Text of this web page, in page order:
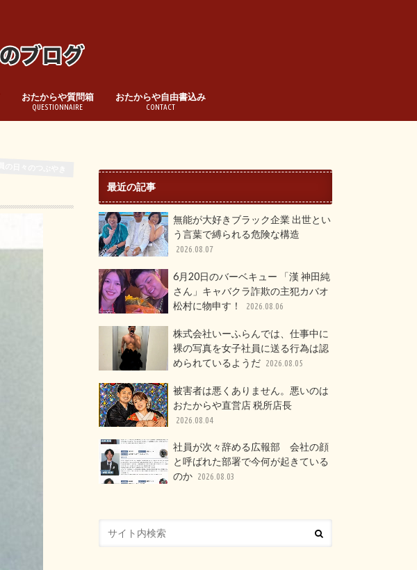
おたからや質問箱
QUESTIONNAIRE
おたからや自由書込み
CONTACT
最近の記事
無能が大好きブラック企業 出世とい
う言葉で縛られる危険な構造
2026.08.07
6月20日のバーベキュー 「漢 神田純
さん」キャバクラ詐欺の主犯カバオ
松村に物申す！
2026.08.06
株式会社いーふらんでは、仕事中に
裸の写真を女子社員に送る行為は認
められているようだ 2026.08.05
被害者は悪くありません。悪いのは
おたからや直営店 税所店長
2026.08.04
社員が次々辞める広報部 会社の顔
と呼ばれた部署で今何が起きている
のか 2026.08.03